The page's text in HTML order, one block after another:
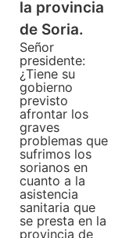
la provincia
de Soria.
Señor
presidente:
¿Tiene su
gobierno
previsto
afrontar los
graves
problemas que
sufrimos los
sorianos en
cuanto a la
asistencia
sanitaria que
se presta en la
provincia de